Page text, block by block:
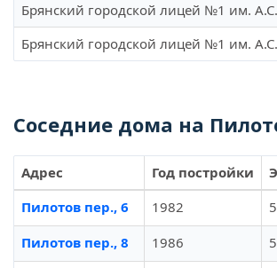
Брянский городской лицей №1 им.
Брянский городской лицей №1 им.
Соседние дома на
Адрес Год постройки
Пилотов пер., 6
1982 5
Пилотов пер., 8
1986 5